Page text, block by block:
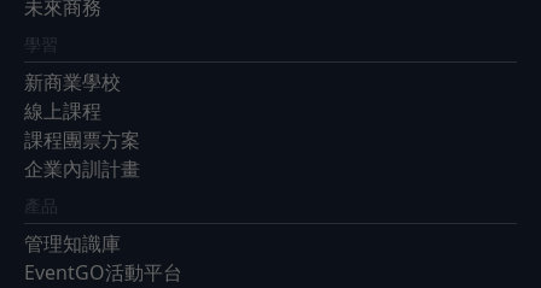
未來商務
學習
新商業學校
線上課程
課程團票方案
企業內訓計畫
產品
管理知識庫
EventGO活動平台